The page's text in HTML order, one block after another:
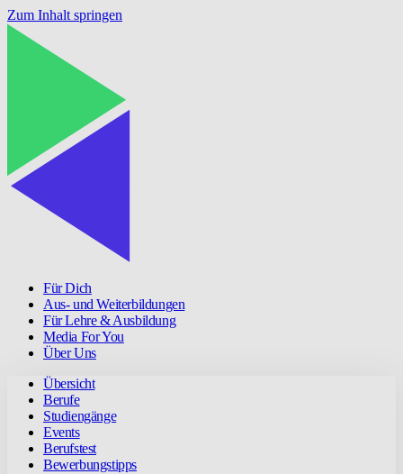
Zum Inhalt springen
Für Dich
Aus- und Weiterbildungen
Für Lehre & Ausbildung
Media For You
Über Uns
Übersicht
Berufe
Studiengänge
Events
Berufstest
Bewerbungstipps